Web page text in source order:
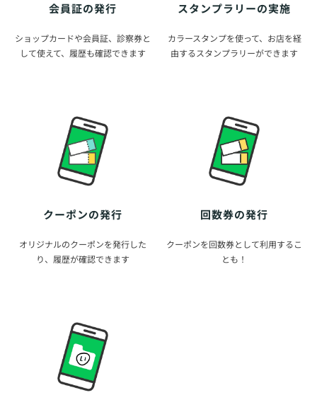
会員証の発行
ショップカードや会員証、診察券と
して使えて、履歴も確認できます
スタンプラリーの実施
カラースタンプを使って、お店を経
由するスタンプラリーができます
クーポンの発行
オリジナルのクーポンを発行した
り、履歴が確認できます
回数券の発行
クーポンを回数券として利用するこ
とも！